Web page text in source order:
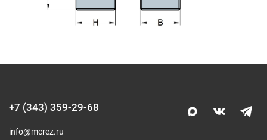
+7 (343) 359-29-68
info@mcrez.ru